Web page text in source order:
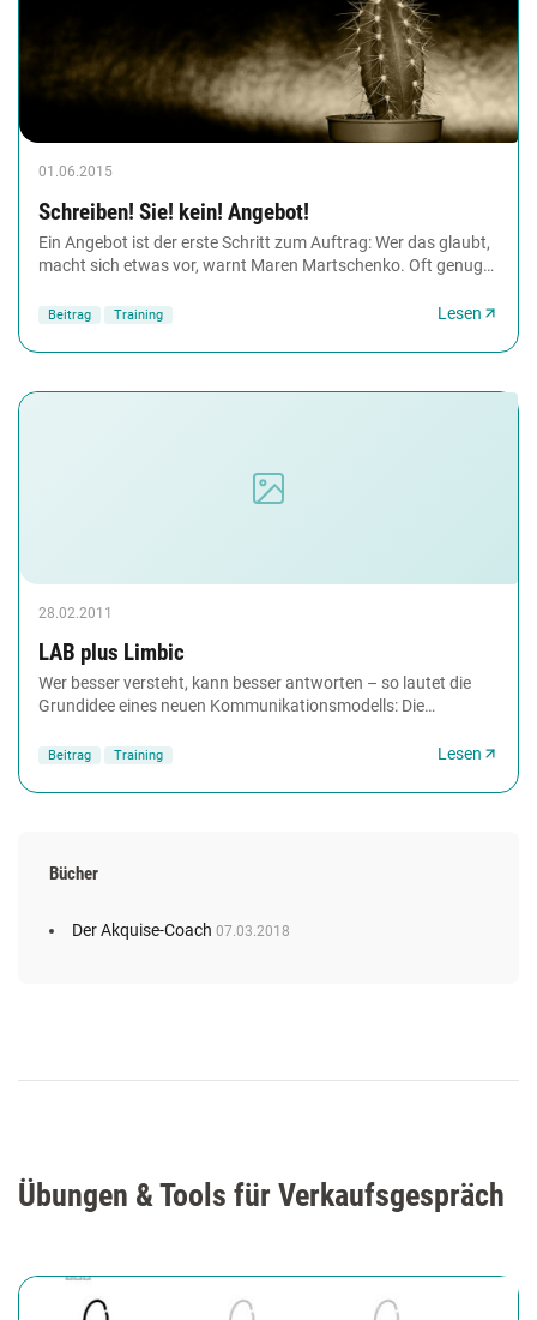
01.06.2015
Schreiben! Sie! kein! Angebot!
Ein Angebot ist der erste Schritt zum Auftrag: Wer das glaubt,
macht sich etwas vor, warnt Maren Martschenko. Oft genug
Beitrag Training Lesen
28.02.2011
LAB plus Limbic
Wer besser versteht, kann besser antworten – so lautet die
Grundidee eines neuen Kommunikationsmodells: Die
Beitrag Training Lesen
Bücher
Der Akquise-Coach 07.03.2018
Übungen & Tools für Verkaufsgespräch